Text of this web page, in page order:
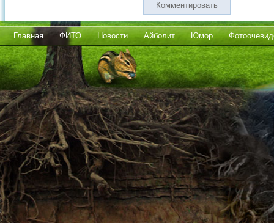
Комментировать
Главная ФИТО Новости Айболит Юмор